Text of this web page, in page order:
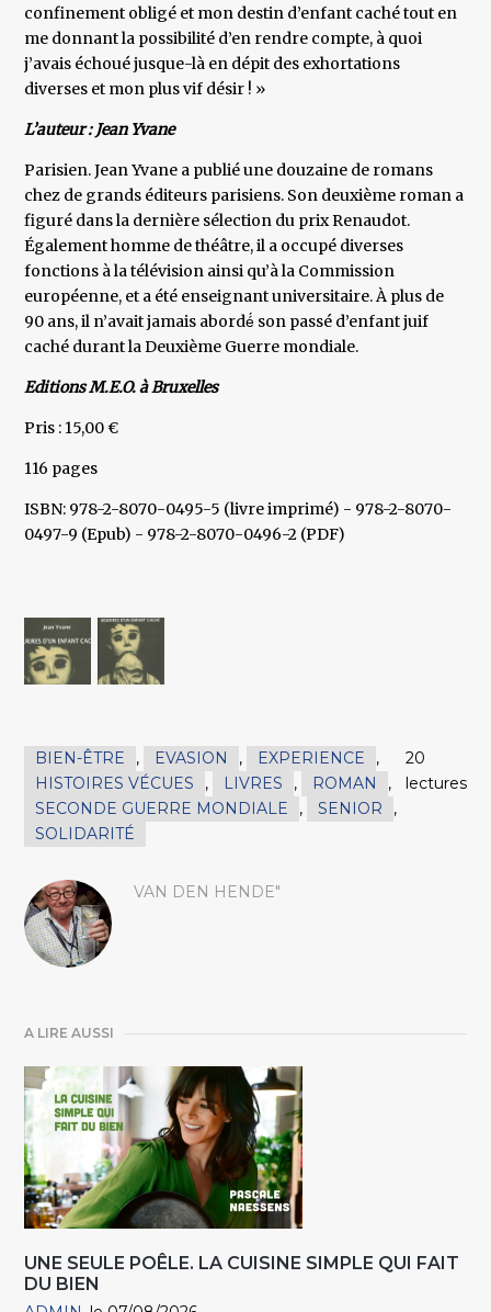
confinement obligé et mon destin d’enfant caché tout en
me donnant la possibilité d’en rendre compte, à quoi
j’avais échoué jusque-là en dépit des exhortations
diverses et mon plus vif désir ! »
L’auteur : Jean Yvane
Parisien. Jean Yvane a publié une douzaine de romans
chez de grands éditeurs parisiens. Son deuxième roman a
figuré dans la dernière sélection du prix Renaudot.
Également homme de théâtre, il a occupé diverses
fonctions à la télévision ainsi qu’à la Commission
européenne, et a été enseignant universitaire. À plus de
90 ans, il n’avait jamais abordé́ son passé d’enfant juif
caché durant la Deuxième Guerre mondiale.
Editions M.E.O. à Bruxelles
Pris : 15,00 €
116 pages
ISBN: 978-2-8070-0495-5 (livre imprimé) - 978-2-8070-
0497-9 (Epub) - 978-2-8070-0496-2 (PDF)
BIEN-ÊTRE , EVASION , EXPERIENCE
,
HISTOIRES VÉCUES
, LIVRES , ROMAN
,
SECONDE GUERRE MONDIALE
, SENIOR
,
SOLIDARITÉ
20
lectures
VAN DEN HENDE"
A LIRE AUSSI
UNE SEULE POÊLE. LA CUISINE SIMPLE QUI FAIT
DU BIEN